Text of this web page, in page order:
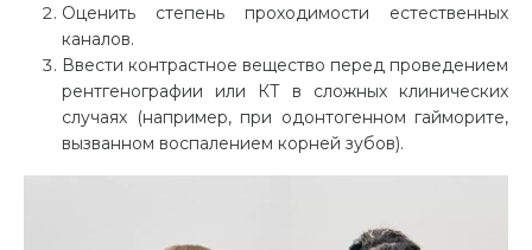
Оценить степень проходимости естественных
каналов.
Ввести контрастное вещество перед проведением
рентгенографии или КТ в сложных клинических
случаях (например, при одонтогенном гайморите,
вызванном воспалением корней зубов).